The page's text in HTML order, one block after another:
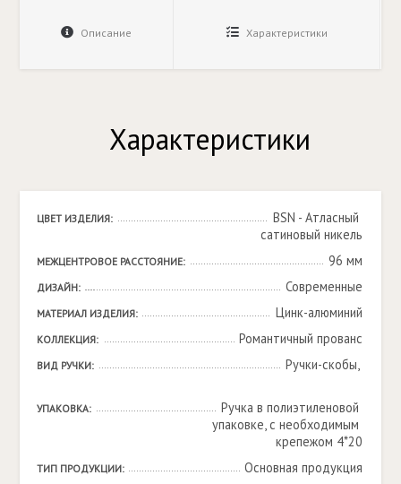
Описание Характеристики
Характеристики
ЦВЕТ ИЗДЕЛИЯ:
BSN - Атласный
сатиновый никель
МЕЖЦЕНТРОВОЕ РАССТОЯНИЕ: 96 мм
ДИЗАЙН: Современные
МАТЕРИАЛ ИЗДЕЛИЯ: Цинк-алюминий
КОЛЛЕКЦИЯ: Романтичный прованс
ВИД РУЧКИ: Ручки-скобы,
УПАКОВКА:
Ручка в полиэтиленовой
упаковке, с необходимым
крепежом 4*20
ТИП ПРОДУКЦИИ: Основная продукция